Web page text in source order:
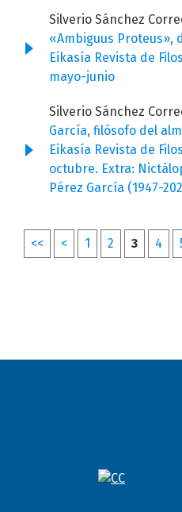
Silverio Sánchez
«Ambiguus Proteus»,
Eikasía Revista de
mayo-junio
Silverio Sánchez
García, filósofo del
Eikasía Revista de
octubre. Extra:
Pérez García (1947-
<< < 1 2 3 4